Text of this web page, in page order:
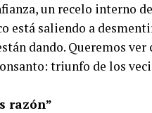
un recelo interno
está saliendo a
dando. Queremos ver
razón”